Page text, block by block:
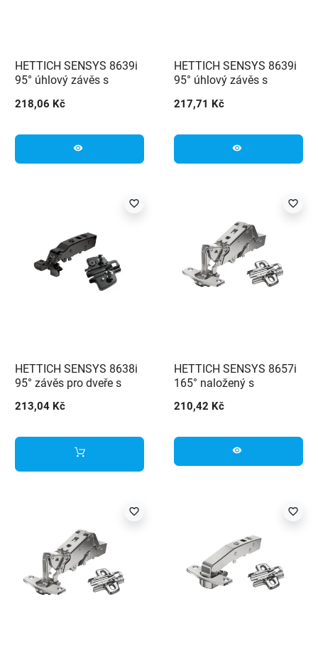
HETTICH SENSYS 8639i
95° úhlový závěs s
(9088021) + podložka
218,06 Kč
visibility
HETTICH SENSYS 8639i
95° úhlový závěs s
(9088021) + podložka
217,71 Kč
visibility
favorite_border
HETTICH SENSYS 8638i
95° závěs pro dveře s
(9091744) + podložka
213,04 Kč
favorite_border
HETTICH SENSYS 8657i
165° naložený s
(9099540) + podložka
210,42 Kč
visibility
favorite_border favorite_border